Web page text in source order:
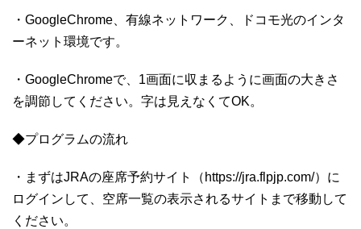
・GoogleChrome、有線ネットワーク、ドコモ光のインタ
ーネット環境です。
・GoogleChromeで、1画面に収まるように画面の大きさ
を調節してください。字は見えなくてOK。
◆プログラムの流れ
・まずはJRAの座席予約サイト（https://jra.flpjp.com/）に
ログインして、空席一覧の表示されるサイトまで移動して
ください。